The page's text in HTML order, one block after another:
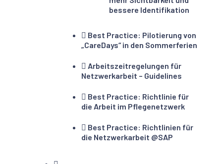
bessere Identifikation
Best Practice: Pilotierung von
„CareDays“ in den Sommerferien
Arbeitszeitregelungen für
Netzwerkarbeit – Guidelines
Best Practice: Richtlinie für
die Arbeit im Pflegenetzwerk
Best Practice: Richtlinien für
die Netzwerkarbeit @SAP